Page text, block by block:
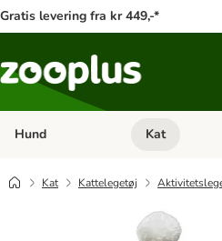
Gratis levering fra kr 449,-*
Hund Åben kategori
Kat
Kat Kattelegetøj